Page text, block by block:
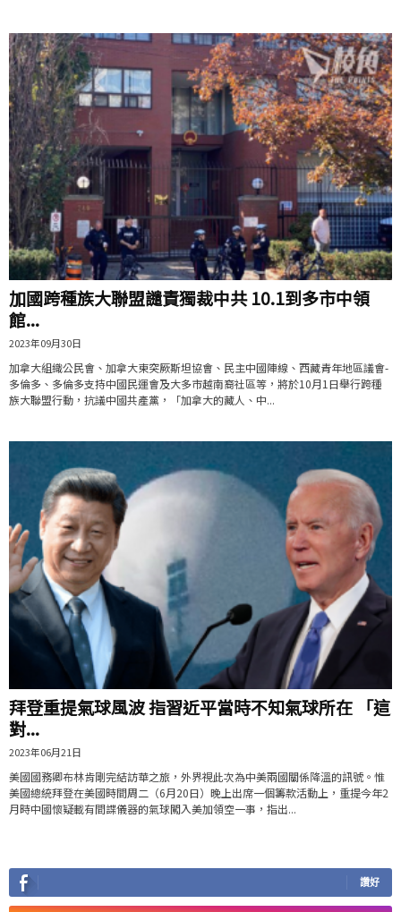
加國跨種族大聯盟譴責獨裁中共 10.1到多市中領
館...
2023年09月30日
加拿大組織公民會、加拿大東突厥斯坦協會、民主中國陣線、西藏青年地區議會-
多倫多、多倫多支持中國民運會及大多市越南裔社區等，將於10月1日舉行跨種
族大聯盟行動，抗議中國共產黨，「加拿大的藏人、中...
拜登重提氣球風波 指習近平當時不知氣球所在 「這
對...
2023年06月21日
美國國務卿布林肯剛完結訪華之旅，外界視此次為中美兩國關係降溫的訊號。惟
美國總統拜登在美國時間周二（6月20日）晚上出席一個籌款活動上，重提今年2
月時中國懷疑載有間諜儀器的氣球闖入美加領空一事，指出...
讚好